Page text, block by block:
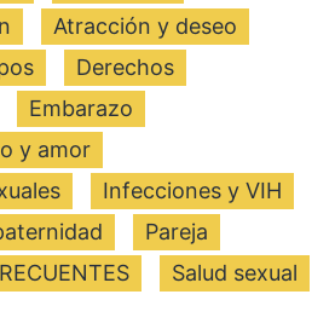
Atracción y deseo
Derechos
Embarazo
y amor
Infecciones y VIH
Pareja
Salud sexual